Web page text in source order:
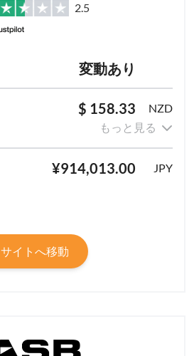
2.5
変動あり
$ 158.33
NZD
もっと見る
¥914,013.00 JPY
サイトへ移動